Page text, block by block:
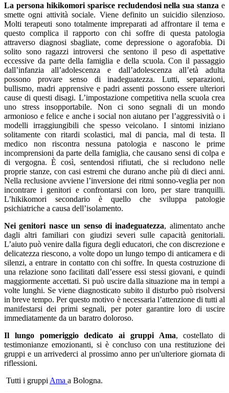
La persona hikikomori sparisce recludendosi nella sua stanza e
smette ogni attività sociale. Viene definito un suicidio silenzioso.
Molti terapeuti sono totalmente impreparati ad affrontare il tema e
questo complica il rapporto con chi soffre di questa patologia
attraverso diagnosi sbagliate, come depressione o agorafobia. Di
solito sono ragazzi introversi che sentono il peso di aspettative
eccessive da parte della famiglia e della scuola. Con il passaggio
dall’infanzia all’adolescenza e dall’adolescenza all’età adulta
possono provare senso di inadeguatezza. Lutti, separazioni,
bullismo, madri apprensive e padri assenti possono essere ulteriori
cause di questi disagi. L’impostazione competitiva nella scuola crea
uno stress insopportabile. Non ci sono segnali di un mondo
armonioso e felice e anche i social non aiutano per l’aggressività o i
modelli irraggiungibili che spesso veicolano. I sintomi iniziano
solitamente con ritardi scolastici, mal di pancia, mal di testa. Il
medico non riscontra nessuna patologia e nascono le prime
incomprensioni da parte della famiglia, che causano sensi di colpa e
di vergogna. È così, sentendosi rifiutati, che si recludono nelle
proprie stanze, con casi estremi che durano anche più di dieci anni.
Nella reclusione avviene l’inversione dei ritmi sonno-veglia per non
incontrare i genitori e confrontarsi con loro, per stare tranquilli.
L’hikikomori secondario è quello che sviluppa patologie
psichiatriche a causa dell’isolamento.
Nei genitori nasce un senso di inadeguatezza, alimentato anche
dagli altri familiari con giudizi severi sulle capacità genitoriali.
L’aiuto può venire dalla figura degli educatori, che con discrezione e
delicatezza riescono, a volte dopo un lungo tempo di anticamera e di
silenzi, a entrare in contatto con chi soffre. In questa costruzione di
una relazione sono facilitati dall’essere essi stessi giovani, e quindi
maggiormente accettati. Si può uscire dalla situazione ma in tempi a
volte lunghi. Se viene diagnosticato subito il disturbo può risolversi
in breve tempo. Per questo motivo è necessaria l’attenzione di tutti al
manifestarsi dei primi segnali, per poter garantire loro di uscire
immediatamente da un baratro doloroso.
Il lungo pomeriggio dedicato ai gruppi Ama, costellato di
testimonianze emozionanti, si è concluso con una restituzione dei
gruppi e un arrivederci al prossimo anno per un'ulteriore giornata di
riflessioni.
Tutti i gruppi Ama a Bologna.